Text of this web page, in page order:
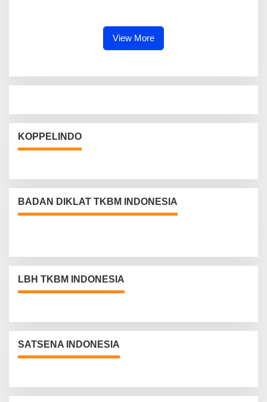
View More
KOPPELINDO
BADAN DIKLAT TKBM INDONESIA
LBH TKBM INDONESIA
SATSENA INDONESIA